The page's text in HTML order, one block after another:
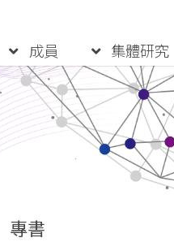
成員 集體研究
專書